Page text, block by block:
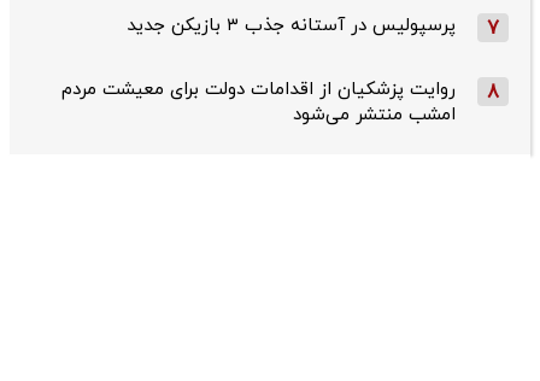
7 پرسپولیس در آستانه جذب ۳ بازیکن جدید
8
روایت پزشکیان از اقدامات دولت برای معیشت مردم
امشب منتشر می‌شود